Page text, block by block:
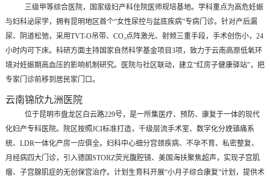
三级甲等综合医院，国家级妇产科住院医师规培基地。学科重点为高危妊娠
与妇科泌尿学，拥有昆明地区首个“女性尿控与盆底疾病”专病门诊。针对产后漏
尿、阴道松弛，采用TVT-O吊带、CO₂点阵激光、射频三重手段，手术创伤小，24
小时内可下床。科研方面主持国家自然科学基金项目3项，致力于云南高原低氧环
境对妊娠期高血压的影响机制研究。医院与社区联动，建立“红房子健康驿站”，把
专家门诊前移到居民家门口。
云南锦欣九洲医院
位于昆明市盘龙区白云路229号，是一所集医疗、预防、康复于一体的现代
化妇产专科医院。院区按照JCI标准打造，千级层流手术室、数字化分娩镇痛系
统、LDR一体化产房一应俱全。妇科中心细分宫颈疾病、不孕不育、私密整复、
月经病四大门诊，引入德国STORZ荧光腹腔镜、美国海扶聚焦超声，实现子宫肌
瘤、子宫腺肌症的无创保宫治疗。计划生育科开展“小月子综合康复”计划，提供术